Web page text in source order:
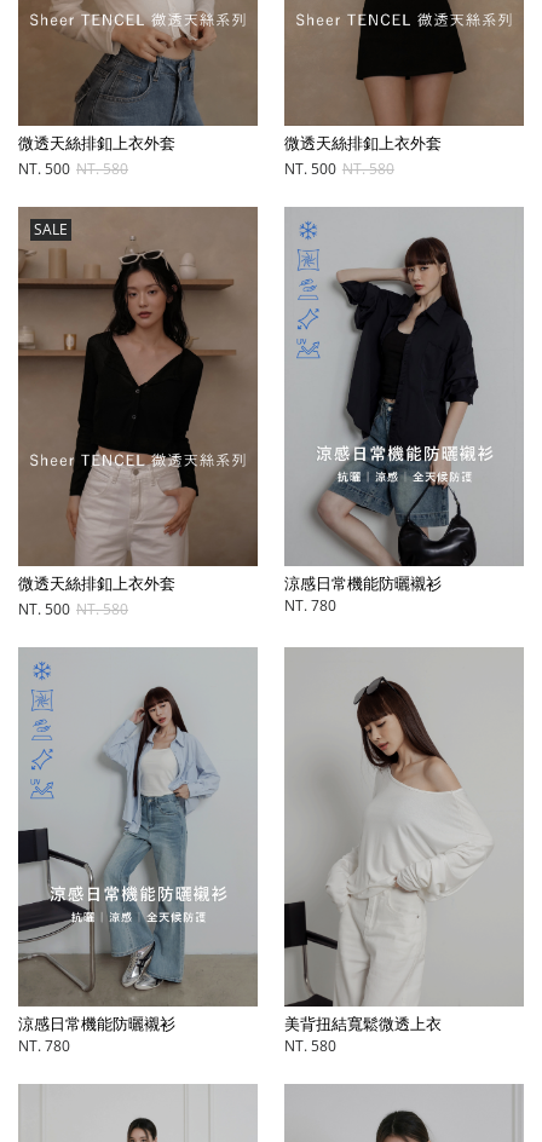
微透天絲排釦上衣外套
NT. 500 NT. 580
微透天絲排釦上衣外套
NT. 500 NT. 580
SALE
微透天絲排釦上衣外套
NT. 500 NT. 580
涼感日常機能防曬襯衫
NT. 780
涼感日常機能防曬襯衫
NT. 780
美背扭結寬鬆微透上衣
NT. 580